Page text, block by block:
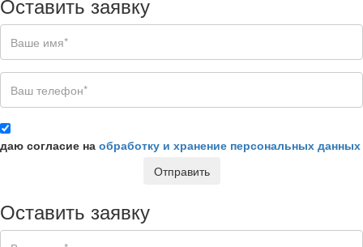
даю согласие на обработку и хранение персональных данных
Отправить
Оставить заявку